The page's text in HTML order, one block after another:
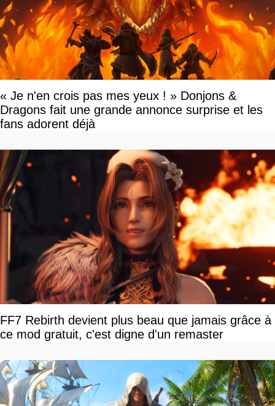
« Je n'en crois pas mes yeux ! » Donjons &
Dragons fait une grande annonce surprise et les
fans adorent déjà
FF7 Rebirth devient plus beau que jamais grâce à
ce mod gratuit, c'est digne d'un remaster